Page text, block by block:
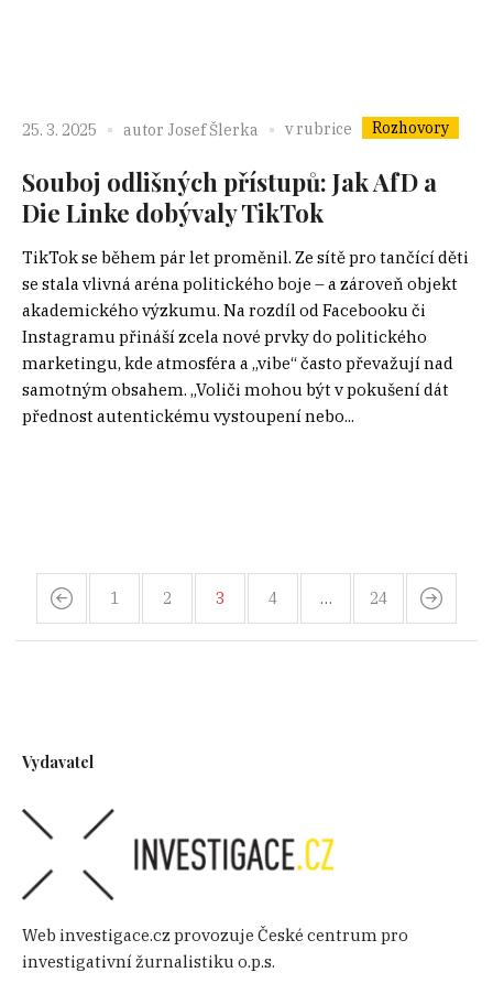
25. 3. 2025 autor Josef Šlerka v rubrice Rozhovory
Souboj odlišných přístupů: Jak AfD a
Die Linke dobývaly TikTok
TikTok se během pár let proměnil. Ze sítě pro tančící děti
se stala vlivná aréna politického boje – a zároveň objekt
akademického výzkumu. Na rozdíl od Facebooku či
Instagramu přináší zcela nové prvky do politického
marketingu, kde atmosféra a „vibe“ často převažují nad
samotným obsahem. „Voliči mohou být v pokušení dát
přednost autentickému vystoupení nebo...
1 2 3 4 … 24
Vydavatel
Web investigace.cz provozuje České centrum pro
investigativní žurnalistiku o.p.s.